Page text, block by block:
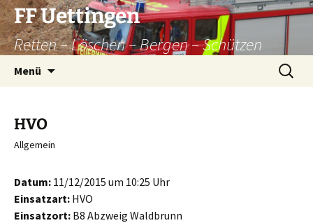
Zum
Inhalt
springen
FF Uettingen
Retten – Löschen – Bergen – Schützen
Menü
Suchen
nach:
HVO
Allgemein
Datum: 11/12/2015 um 10:25 Uhr
Einsatzart: HVO
Einsatzort: B8 Abzweig Waldbrunn